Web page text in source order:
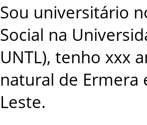
Sou universitário
Social na
UNTL), tenho xxx
natural de Ermera
Leste.